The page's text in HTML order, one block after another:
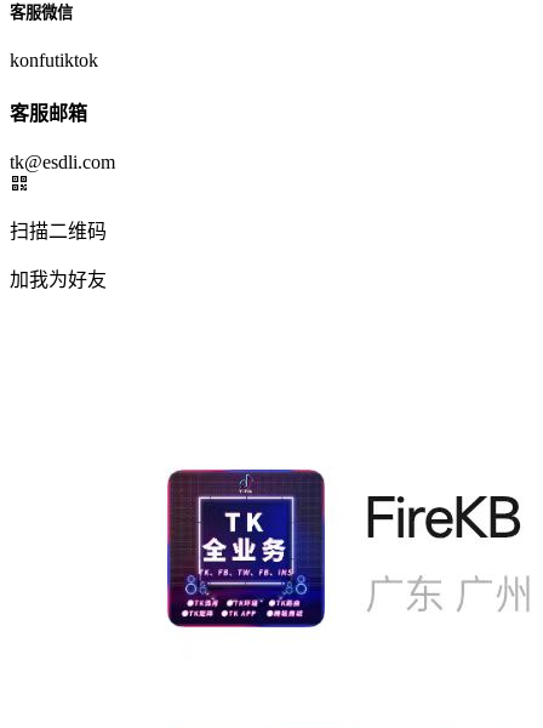
客服微信
konfutiktok
客服邮箱
tk@esdli.com
扫描二维码
加我为好友